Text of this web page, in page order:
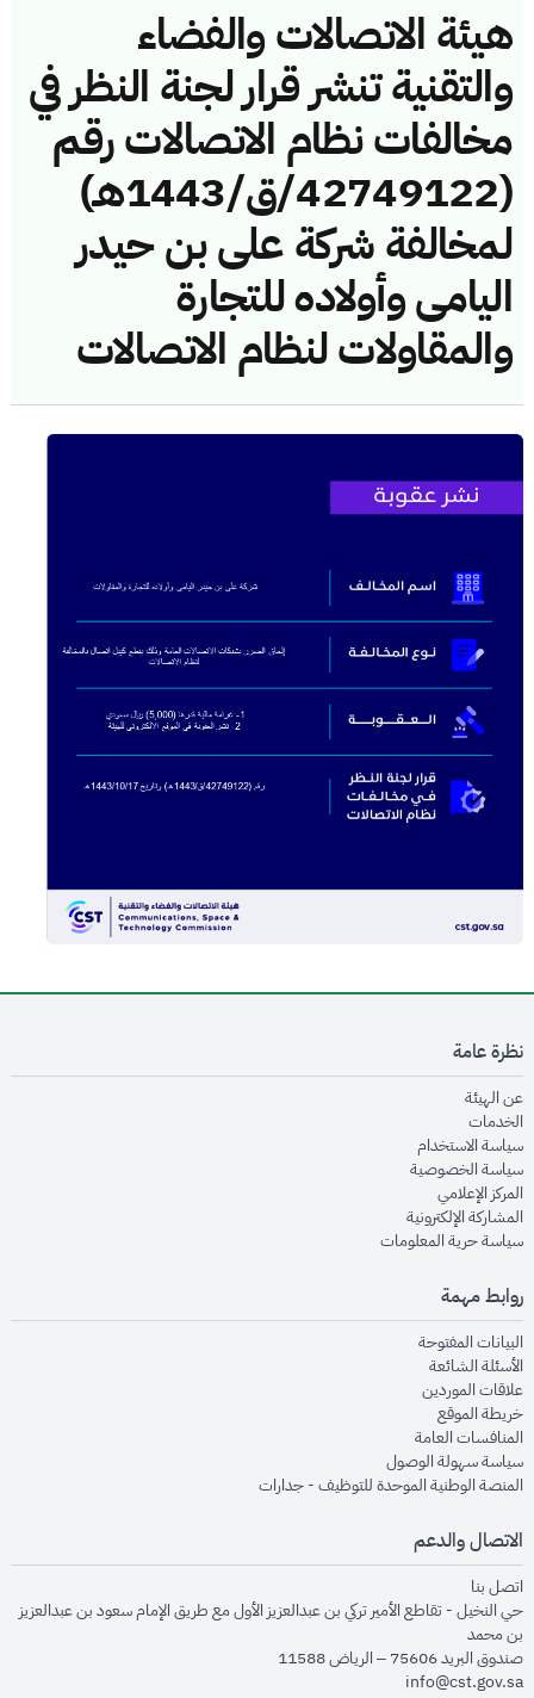
هيئة الاتصالات والفضاء
والتقنية تنشر قرار لجنة النظر في
مخالفات نظام الاتصالات رقم
(42749122/ق/1443هـ)
لمخالفة شركة على بن حيدر
اليامى وأولاده للتجارة
والمقاولات لنظام الاتصالات
نظرة عامة
عن الهيئةopens in new window
الخدماتopens in new window
سياسة الاستخدام
سياسة الخصوصيةopens in new window
المركز الإعلاميopens in new window
المشاركة الإلكترونيةopens in new window
سياسة حرية المعلوماتopens in new window
روابط مهمة
البيانات المفتوحةopens in new window
الأسئلة الشائعةopens in new window
علاقات الموردينopens in new window
خريطة الموقعopens in new window
المنافسات العامةopens in new window
سياسة سهولة الوصولopens in new window
المنصة الوطنية الموحدة للتوظيف - جداراتopens in new window
الاتصال والدعم
اتصل بنا
حي النخيل - تقاطع الأمير تركي بن عبدالعزيز الأول مع طريق الإمام سعود بن عبدالعزيز
بن محمد
صندوق البريد 75606 – الرياض 11588
info@cst.gov.sa